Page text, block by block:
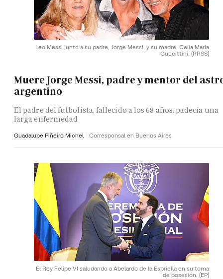
Leo Messi junto a su padre, Jorge Messi, y su madre, Celia María
Cuccittini. (RRSS)
Muere Jorge Messi, padre y mentor del
argentino
El padre del futbolista, fallecido a los 68 años, padecía una
larga enfermedad
Guadalupe Piñeiro Michel Corresponsal en Buenos Aires
El Rey Felipe VI saludando a Abelardo de la Espriella en su toma
de posesión. (EP)